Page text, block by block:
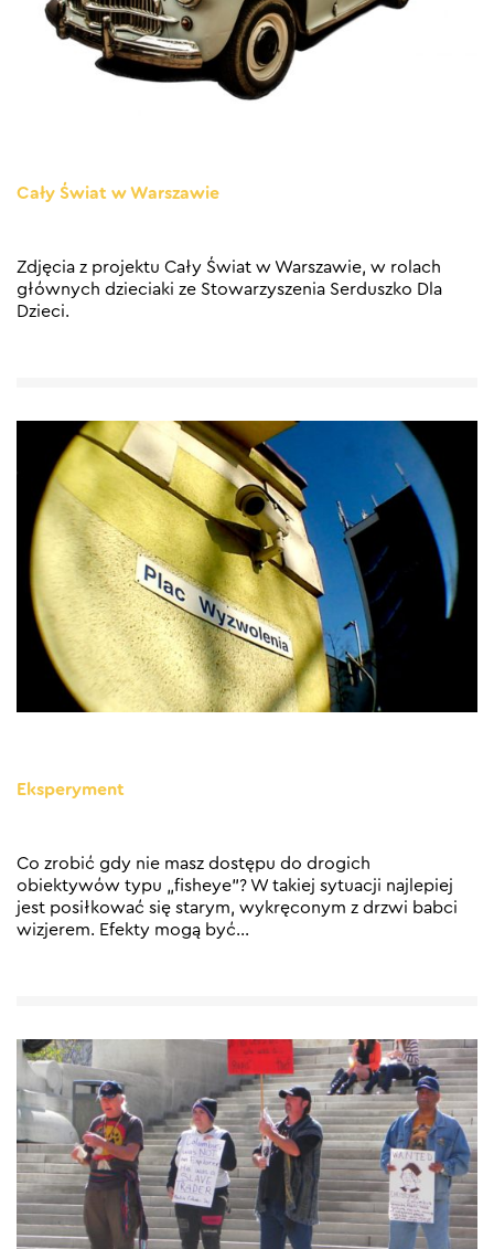
Cały Świat w Warszawie
Zdjęcia z projektu Cały Świat w Warszawie, w rolach
głównych dzieciaki ze Stowarzyszenia Serduszko Dla
Dzieci.
Eksperyment
Co zrobić gdy nie masz dostępu do drogich
obiektywów typu „fisheye”? W takiej sytuacji najlepiej
jest posiłkować się starym, wykręconym z drzwi babci
wizjerem. Efekty mogą być…